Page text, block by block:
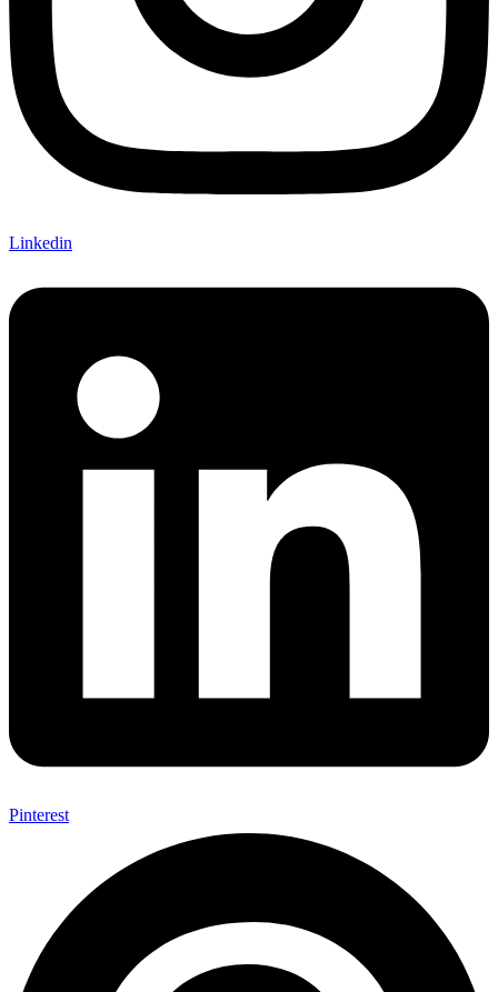
Linkedin
Pinterest